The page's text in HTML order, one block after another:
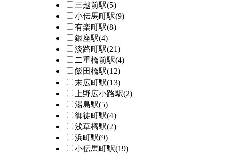
三越前駅(5)
小伝馬町駅(9)
有楽町駅(8)
銀座駅(4)
淡路町駅(21)
二重橋前駅(4)
飯田橋駅(12)
末広町駅(13)
上野広小路駅(2)
湯島駅(5)
御徒町駅(4)
浅草橋駅(2)
浜町駅(9)
小伝馬町駅(19)